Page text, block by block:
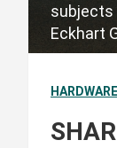
subjects
Eckhart
HARDWARE